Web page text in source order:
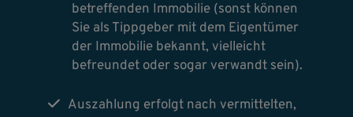
betreffenden Immobilie (sonst können
Sie als Tippgeber mit dem Eigentümer
der Immobilie bekannt, vielleicht
befreundet oder sogar verwandt sein).
Auszahlung erfolgt nach vermittelten,